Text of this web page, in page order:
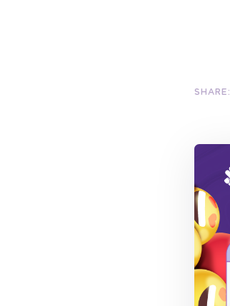
SHARE: